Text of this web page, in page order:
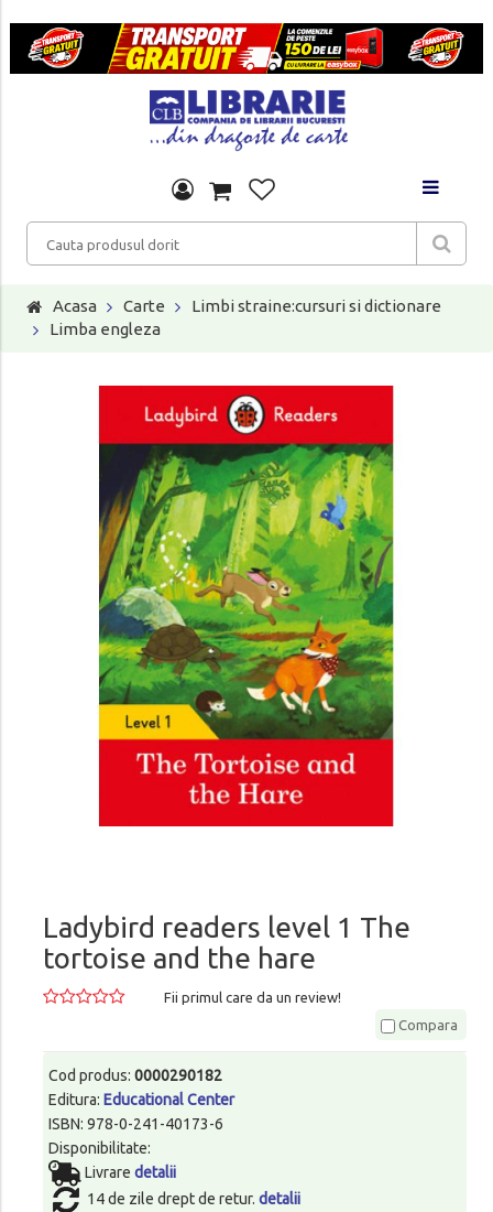
Acasa Carte
Limbi straine:cursuri si dictionare
Limba engleza
Ladybird readers level 1 The
tortoise and the hare
Fii primul care da un review!
Compara
Cod produs: 0000290182
Editura: Educational Center
ISBN: 978-0-241-40173-6
Disponibilitate:
Livrare detalii
14 de zile drept de retur. detalii